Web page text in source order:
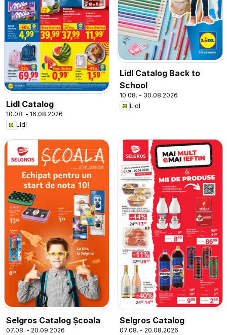
Lidl Catalog
10.08. - 16.08.2026
Lidl
Lidl Catalog Back to
School
10.08. - 30.08.2026
Lidl
Selgros Catalog Şcoala
07.08. - 20.09.2026
Selgros Catalog
07.08. - 20.08.2026